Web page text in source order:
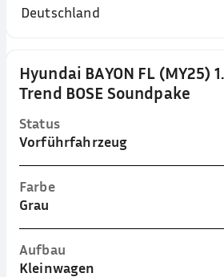
Hyundai BAYON FL (MY25)
Trend BOSE Soundpake
Status
Vorführfahrzeug
Farbe
Grau
Aufbau
Kleinwagen
Deutschland